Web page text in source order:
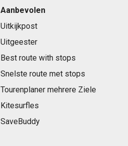
Aanbevolen
Uitkijkpost
Uitgeester
Best route with stops
Snelste route met stops
Tourenplaner mehrere Ziele
Kitesurfles
SaveBuddy